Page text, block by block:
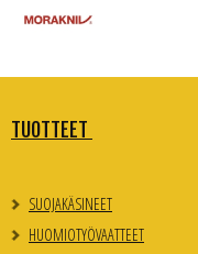
TUOTTEET
SUOJAKÄSINEET
HUOMIOTYÖVAATTEET